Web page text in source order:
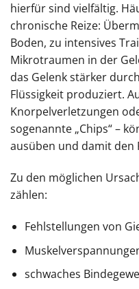
hierfür sind vielfältig.
chronische Reize:
Boden, zu intensives
Mikrotraumen in der
das Gelenk stärker
Flüssigkeit produziert.
Knorpelverletzungen
sogenannte „Chips“ –
ausüben und damit den
Zu den möglichen
zählen:
Fehlstellungen von
schwaches